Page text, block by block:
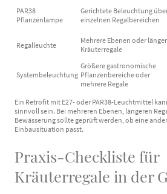
PAR38
Pflanzenlampe
Gerichtete Beleuchtung
einzelnen Regalbereichen
Regalleuchte
Mehrere Ebenen oder
Kräuterregale
Systembeleuchtung
Größere gastronomische
Pflanzenbereiche oder
mehrere Regale
Ein Retrofit mit E27- oder PAR38-Leuchtmittel
sinnvoll sein. Bei mehreren Ebenen, längeren
Bewässerung sollte geprüft werden, ob eine
Einbausituation passt.
Praxis-Checkliste für
Kräuterregale in der